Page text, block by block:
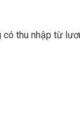
có thu nhập từ